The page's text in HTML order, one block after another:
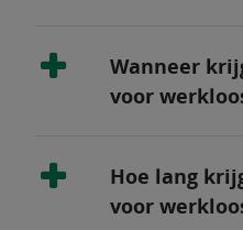
Wanneer
voor
Hoe lang
voor